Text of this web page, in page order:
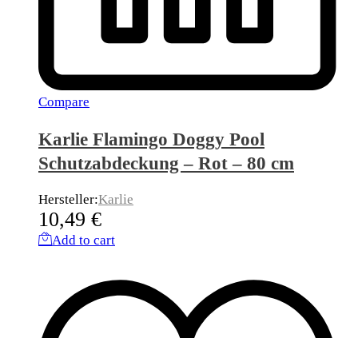
Compare
Karlie Flamingo Doggy Pool
Schutzabdeckung – Rot – 80 cm
Hersteller:Karlie
10,49 €
Add to cart